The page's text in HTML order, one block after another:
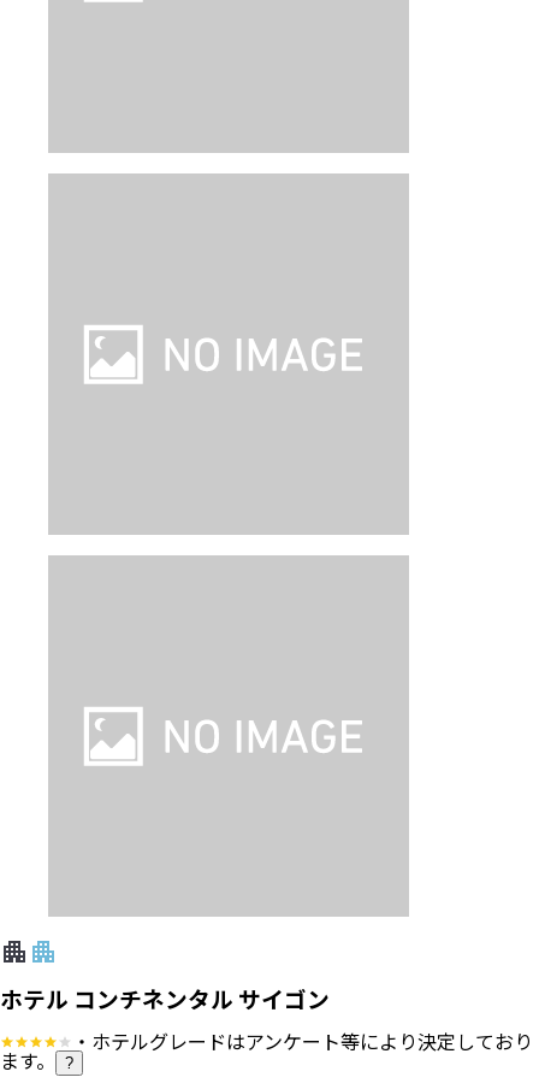
ホテル コンチネンタル サイゴン
・ホテルグレードはアンケート等により決定しており
ます。 ?